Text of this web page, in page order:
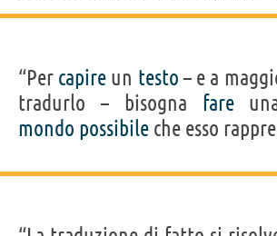
“Per capire un testo – e a
tradurlo – bisogna fare
mondo possibile che esso